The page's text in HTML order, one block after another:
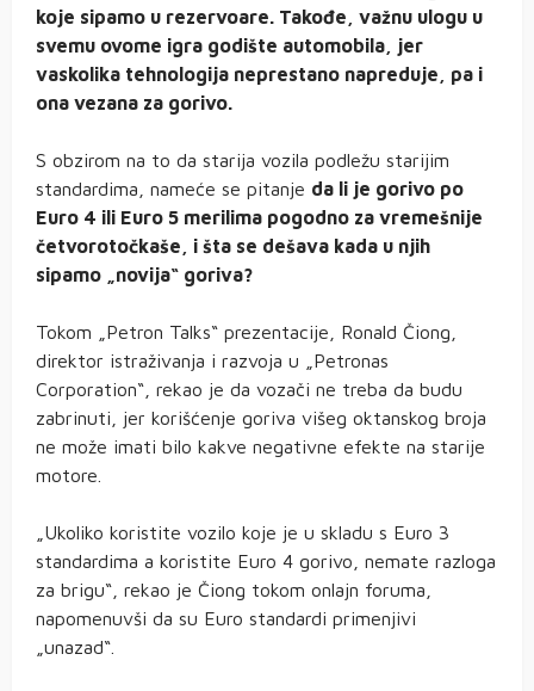
koje sipamo u rezervoare. Takođe, važnu ulogu u
svemu ovome igra godište automobila, jer
vaskolika tehnologija neprestano napreduje, pa i
ona vezana za gorivo.
S obzirom na to da starija vozila podležu starijim
standardima, nameće se pitanje da li je gorivo po
Euro 4 ili Euro 5 merilima pogodno za vremešnije
četvorotočkaše, i šta se dešava kada u njih
sipamo „novija“ goriva?
Tokom „Petron Talks“ prezentacije, Ronald Čiong,
direktor istraživanja i razvoja u „Petronas
Corporation“, rekao je da vozači ne treba da budu
zabrinuti, jer korišćenje goriva višeg oktanskog broja
ne može imati bilo kakve negativne efekte na starije
motore.
„Ukoliko koristite vozilo koje je u skladu s Euro 3
standardima a koristite Euro 4 gorivo, nemate razloga
za brigu“, rekao je Čiong tokom onlajn foruma,
napomenuvši da su Euro standardi primenjivi
„unazad“.